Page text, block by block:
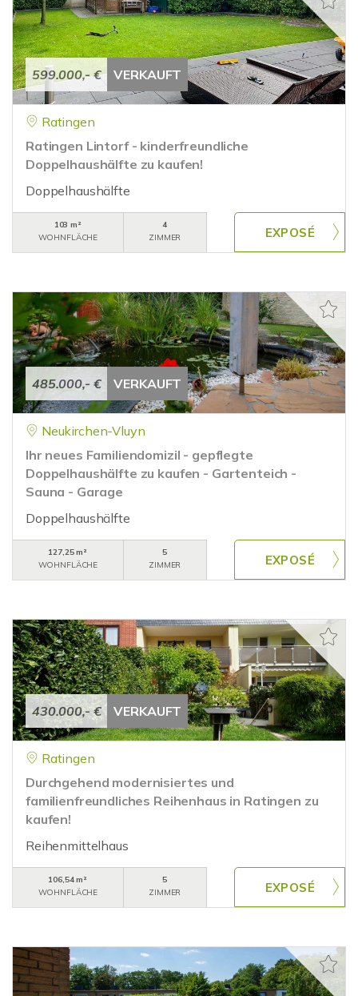
599.000,- € VERKAUFT
Ratingen
Ratingen Lintorf - kinderfreundliche
Doppelhaushälfte zu kaufen!
Doppelhaushälfte
103 m²
WOHNFLÄCHE
4
ZIMMER
485.000,- € VERKAUFT
Neukirchen-Vluyn
Ihr neues Familiendomizil - gepflegte
Doppelhaushälfte zu kaufen - Gartenteich -
Sauna - Garage
Doppelhaushälfte
127,25 m²
WOHNFLÄCHE
5
ZIMMER
430.000,- € VERKAUFT
Ratingen
Durchgehend modernisiertes und
familienfreundliches Reihenhaus in Ratingen zu
kaufen!
Reihenmittelhaus
106,54 m²
WOHNFLÄCHE
5
ZIMMER